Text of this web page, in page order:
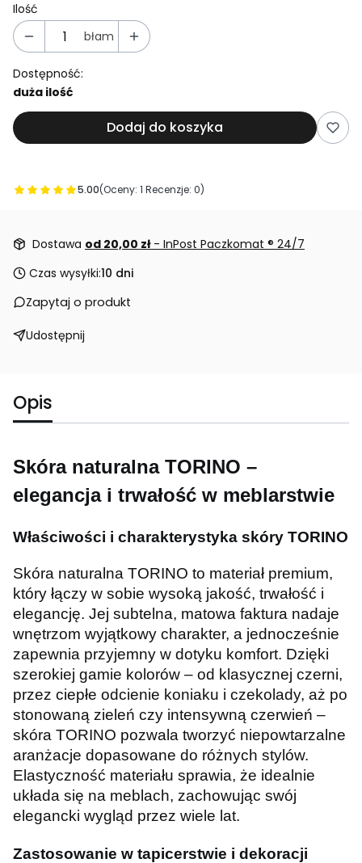
Ilość
błam
Dostępność:
duża ilość
Dodaj do koszyka
5.00(Oceny: 1 Recenzje: 0)
Przejdź do sekcji Opinie
Dostawa od 20,00 zł - InPost Paczkomat ® 24/7
Czas wysyłki:10 dni
Zapytaj o produkt
Udostępnij
Opis
Skóra naturalna TORINO –
elegancja i trwałość w meblarstwie
Właściwości i charakterystyka skóry TORINO
Skóra naturalna TORINO to materiał premium,
który łączy w sobie wysoką jakość, trwałość i
elegancję. Jej subtelna, matowa faktura nadaje
wnętrzom wyjątkowy charakter, a jednocześnie
zapewnia przyjemny w dotyku komfort. Dzięki
szerokiej gamie kolorów – od klasycznej czerni,
przez ciepłe odcienie koniaku i czekolady, aż po
stonowaną zieleń czy intensywną czerwień –
skóra TORINO pozwala tworzyć niepowtarzalne
aranżacje dopasowane do różnych stylów.
Elastyczność materiału sprawia, że idealnie
układa się na meblach, zachowując swój
elegancki wygląd przez wiele lat.
Zastosowanie w tapicerstwie i dekoracji